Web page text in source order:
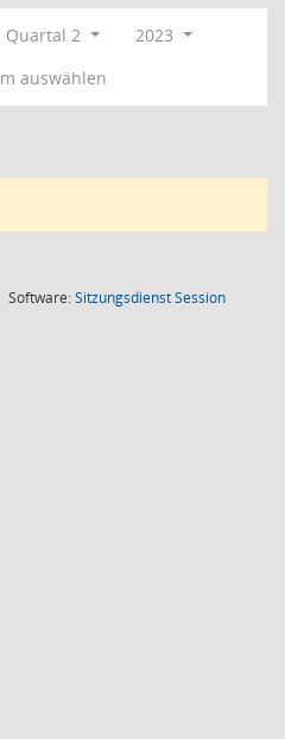
Quartal 2
2023
auswählen
Software:SitzungsdienstSession(Wird in